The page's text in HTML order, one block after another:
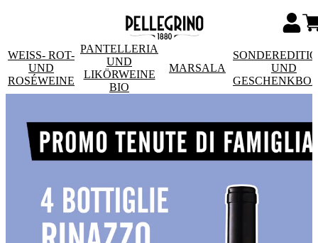
WEISS- ROT- U
ND R
OSÉWEINE
PANTELLERIA
UND
LIKÖRWEINE
BIO
MARSALA
UND